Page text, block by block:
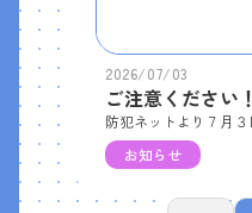
2026/07/03
ご注意ください！
お知らせ